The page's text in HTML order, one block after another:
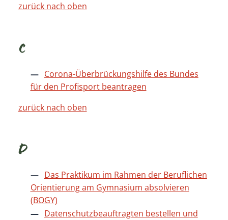
zurück nach oben
C
Corona-Überbrückungshilfe des Bundes
für den Profisport beantragen
zurück nach oben
D
Das Praktikum im Rahmen der Beruflichen
Orientierung am Gymnasium absolvieren
(BOGY)
Datenschutzbeauftragten bestellen und